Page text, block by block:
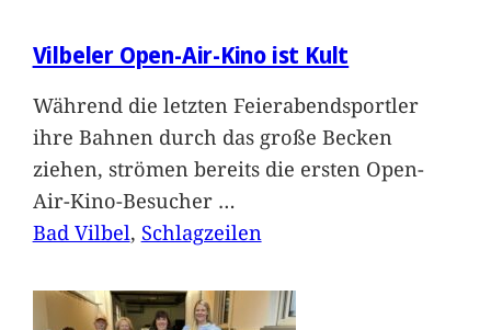
Vilbeler Open-Air-Kino ist Kult
Während die letzten Feierabendsportler
ihre Bahnen durch das große Becken
ziehen, strömen bereits die ersten Open-
Air-Kino-Besucher …
Bad Vilbel, Schlagzeilen